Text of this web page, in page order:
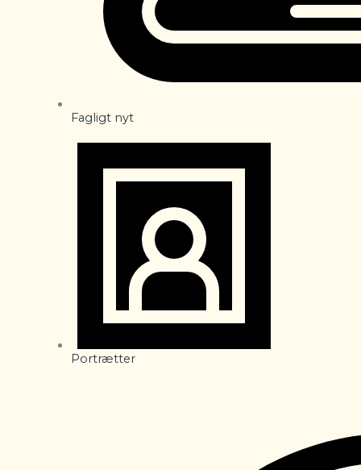
Fagligt nyt
Portrætter